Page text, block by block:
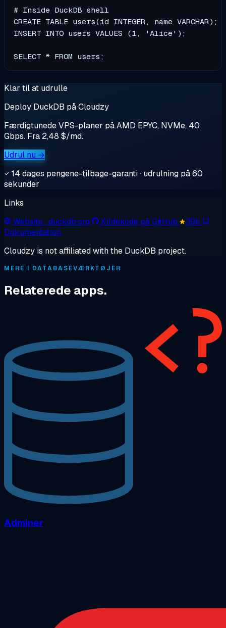
# Inside DuckDB shell
CREATE TABLE users(id INTEGER, name VARCHAR);
INSERT INTO users VALUES (1, 'Alice');
Klar til at udrulle
Deploy DuckDB på Cloudzy
Færdigtunede VPS-planer på AMD EPYC, NVMe, 40
Gbps. Fra 2,48 $/md.
Udrul nu →
14 dages pengene-tilbage-garanti · udrulning på 60
sekunder
Links
Website· duckdb.org Kildekode på GitHub
39k
Dokumentation
Cloudzy is not affiliated with the DuckDB project.
MERE I DATABASEVÆRKTØJER
Relaterede apps.
Adminer